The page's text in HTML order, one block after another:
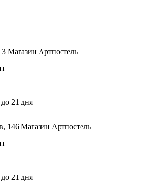
3 Магазин Артпостель
21 дня
146 Магазин Артпостель
21 дня